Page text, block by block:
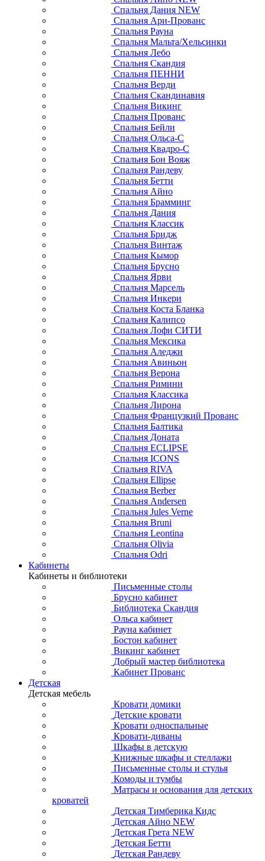
Спальня Дания NEW
Спальня Ари-Прованс
Спальня Рауна
Спальня Мальта/Хельсинки
Спальня Лебо
Спальня Скандия
Спальня ПЕННИ
Спальня Верди
Спальня Скандинавия
Спальня Викинг
Спальня Прованс
Спальня Бейли
Спальня Ольса-С
Спальня Квадро-С
Спальня Бон Вояж
Спальня Рандеву
Спальня Бетти
Спальня Айно
Спальня Брамминг
Спальня Дания
Спальня Классик
Спальня Бридж
Спальня Винтаж
Спальня Кымор
Спальня Брусно
Спальня Ярви
Спальня Марсель
Спальня Инкери
Спальня Коста Бланка
Спальня Калипсо
Спальня Лофи СИТИ
Спальня Мексика
Спальня Аледжи
Спальня Авиньон
Спальня Верона
Спальня Римини
Спальня Классика
Спальня Лирона
Спальня Французкий Прованс
Спальня Балтика
Спальня Доната
Спальня ECLIPSE
Спальня ICONS
Спальня RIVA
Спальня Ellipse
Спальня Berber
Спальня Andersen
Спальня Jules Verne
Спальня Bruni
Спальня Leontina
Спальня Olivia
Спальня Odri
Кабинеты
Кабинеты и библиотеки
Письменные столы
Брусно кабинет
Библиотека Скандия
Ольса кабинет
Рауна кабинет
Бостон кабинет
Викинг кабинет
Добрый мастер библиотека
Кабинет Прованс
Детская
Детская мебель
Кровати домики
Детские кровати
Кровати односпальные
Кровати-диваны
Шкафы в детскую
Книжные шкафы и стеллажи
Письменные столы и стулья
Комоды и тумбы
Матрасы и основания для детских
кроватей
Детская Тимберика Кидс
Детская Айно NEW
Детская Грета NEW
Детская Бетти
Детская Рандеву